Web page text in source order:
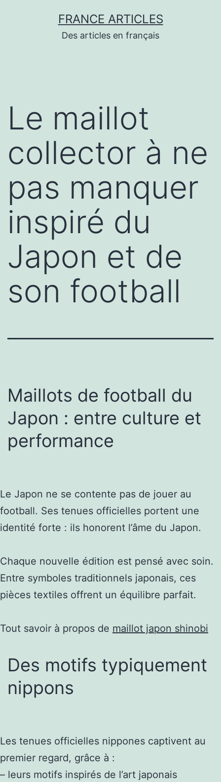
FRANCE ARTICLES
Des articles en français
Le maillot
collector à ne
pas manquer
inspiré du
Japon et de
son football
Maillots de football du
Japon : entre culture et
performance
Le Japon ne se contente pas de jouer au
football. Ses tenues officielles portent une
identité forte : ils honorent l’âme du Japon.
Chaque nouvelle édition est pensé avec soin.
Entre symboles traditionnels japonais, ces
pièces textiles offrent un équilibre parfait.
Tout savoir à propos de maillot japon shinobi
Des motifs typiquement
nippons
Les tenues officielles nippones captivent au
premier regard, grâce à :
– leurs motifs inspirés de l’art japonais